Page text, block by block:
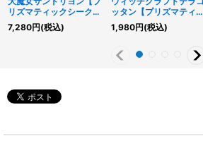
リズマティックシークレ
ット】{RV01-JP025}
《融合》
7,280円(税込)
ッタン【プリズマティッ
クシークレット】
{RV01-JP023}《モンス
1,980円(税込)